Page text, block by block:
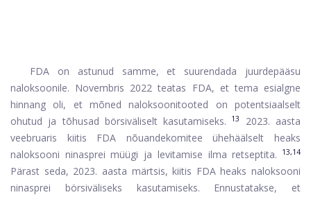
FDA on astunud samme, et suurendada juurdepääsu
naloksoonile. Novembris 2022 teatas FDA, et tema esialgne
hinnang oli, et mõned naloksoonitooted on potentsiaalselt
ohutud ja tõhusad börsiväliselt kasutamiseks. 13
2023. aasta
veebruaris kiitis FDA nõuandekomitee ühehäälselt heaks
naloksooni ninasprei müügi ja levitamise ilma retseptita. 13,14
Pärast seda, 2023. aasta märtsis, kiitis FDA heaks naloksooni
ninasprei börsiväliseks kasutamiseks. Ennustatakse, et